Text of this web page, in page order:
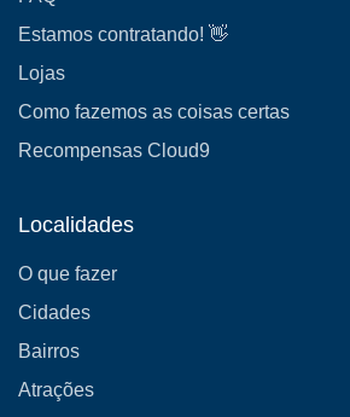
Estamos contratando! 👋
Lojas
Como fazemos as coisas certas
Recompensas Cloud9
Localidades
O que fazer
Cidades
Bairros
Atrações